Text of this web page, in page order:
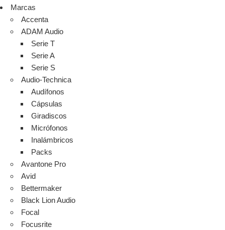
Marcas
Accenta
ADAM Audio
Serie T
Serie A
Serie S
Audio-Technica
Audífonos
Cápsulas
Giradiscos
Micrófonos
Inalámbricos
Packs
Avantone Pro
Avid
Bettermaker
Black Lion Audio
Focal
Focusrite